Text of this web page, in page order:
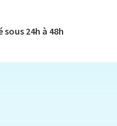
24h à 48h​